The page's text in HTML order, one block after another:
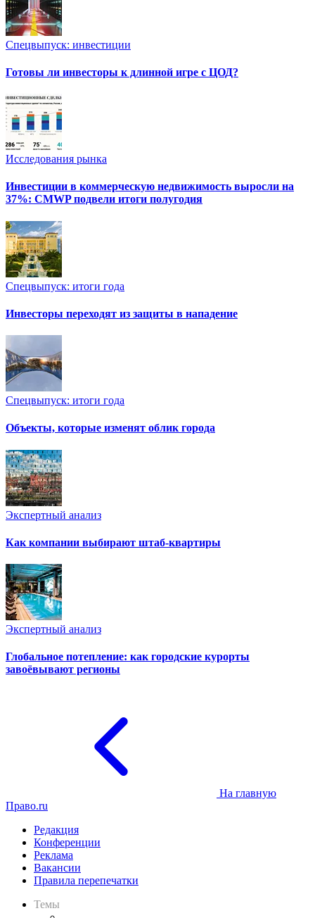
Спецвыпуск: инвестиции
Готовы ли инвесторы к длинной игре с ЦОД?
Исследования рынка
Инвестиции в коммерческую недвижимость выросли на
37%: CMWP подвели итоги полугодия
Спецвыпуск: итоги года
Инвесторы переходят из защиты в нападение
Спецвыпуск: итоги года
Объекты, которые изменят облик города
Экспертный анализ
Как компании выбирают штаб-квартиры
Экспертный анализ
Глобальное потепление: как городские курорты
завоёвывают регионы
На главную
Право.ru
Редакция
Конференции
Реклама
Вакансии
Правила перепечатки
Темы